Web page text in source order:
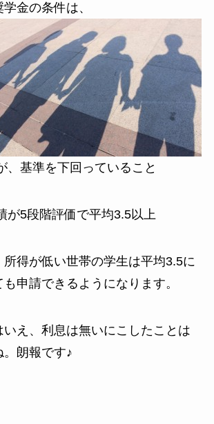
金の条件は、
、基準を下回っていること
が5段階評価で平均3.5以上
得が低い世帯の学生は平均3.5に
申請できるようになります。
え、利息は無いにこしたことは
朗報です♪